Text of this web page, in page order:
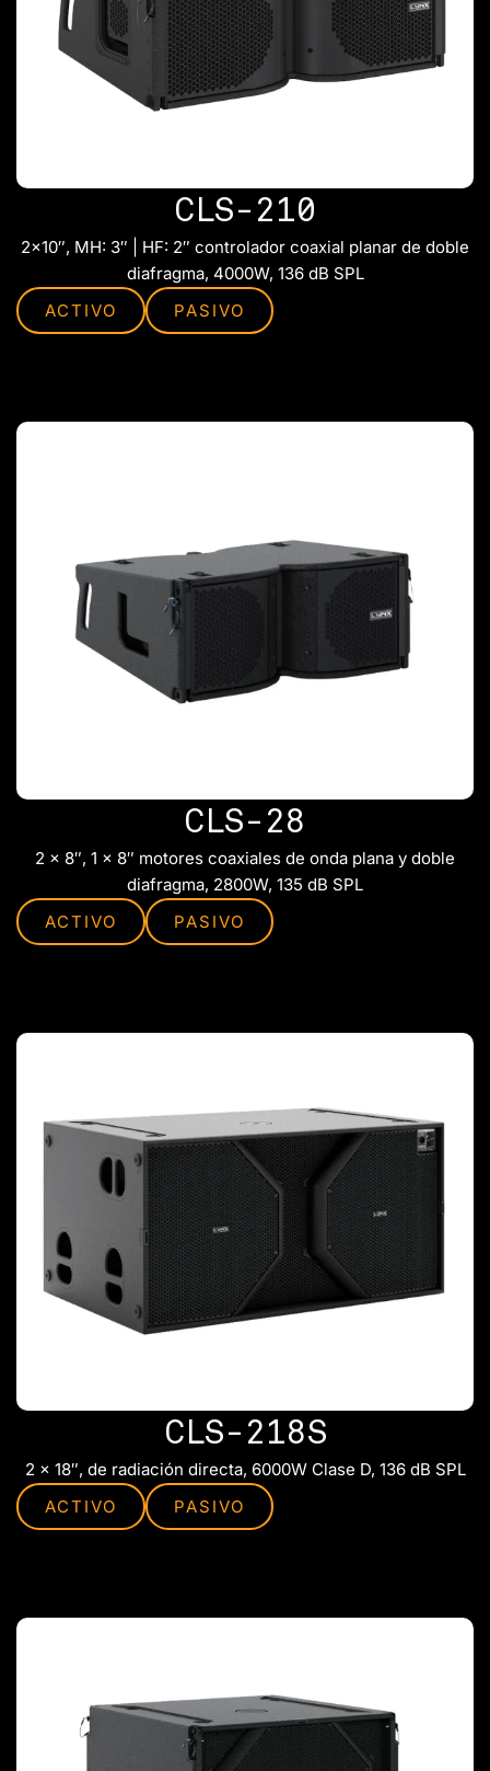
CLS-210
2×10″, MH: 3″ | HF: 2″ controlador coaxial planar de doble
diafragma, 4000W, 136 dB SPL
ACTIVO
PASIVO
CLS-28
2 x 8″, 1 x 8″ motores coaxiales de onda plana y doble
diafragma, 2800W, 135 dB SPL
ACTIVO
PASIVO
CLS-218S
2 x 18″, de radiación directa, 6000W Clase D, 136 dB SPL
ACTIVO
PASIVO